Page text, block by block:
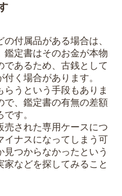
付属品がある場合は、
鑑定書はそのお金が本物
であるため、古銭として
く場合があります。
うという手段もありま
で、鑑定書の有無の差額
す。
売された専用ケースにつ
イナスになってしまう可
つからなかったという
などを探してみること